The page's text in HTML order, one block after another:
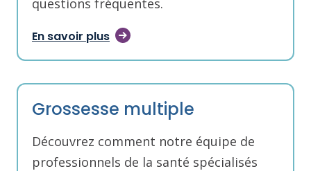
En savoir plus
Grossesse multiple
Découvrez comment notre équipe de
professionnels de la santé spécialisés